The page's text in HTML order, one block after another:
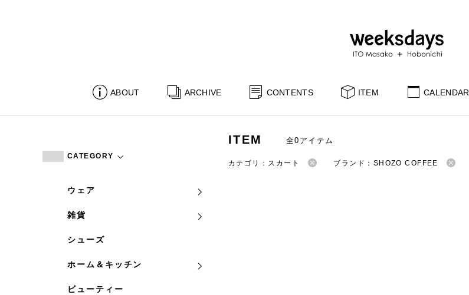
ABOUT ARCHIVE CONTENTS ITEM CALENDAR
CATEGORY
ウェア
雑貨
シューズ
ホーム＆キッチン
ビューティー
ITEM 全0アイテム
カテゴリ：スカート ブランド：SHOZO COFFEE